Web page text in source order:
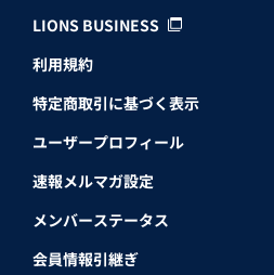
LIONS BUSINESS
利用規約
特定商取引に基づく表示
ユーザープロフィール
速報メルマガ設定
メンバーステータス
会員情報引継ぎ